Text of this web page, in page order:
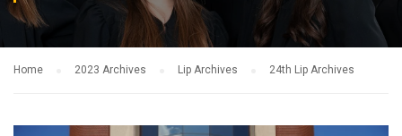
Home 2023 Archives Lip Archives 24th Lip Archives